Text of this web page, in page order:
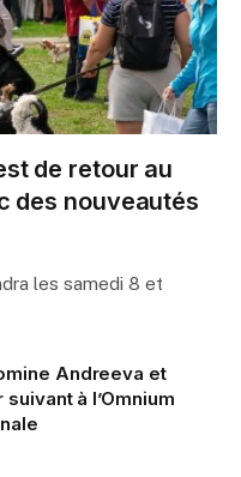
de retour au
des nouveautés
les samedi 8 et
Andreeva et
à l’Omnium